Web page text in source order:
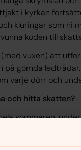
i kyrkan
kluringar som ni
koden till
(med vuxen) att
på gömda
varje dörr och
och hitta skatten?
sommaren,